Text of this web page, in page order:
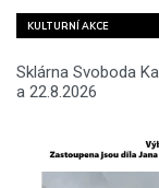
KULTURNÍ AKCE
Sklárna Svoboda
a 22.8.2026